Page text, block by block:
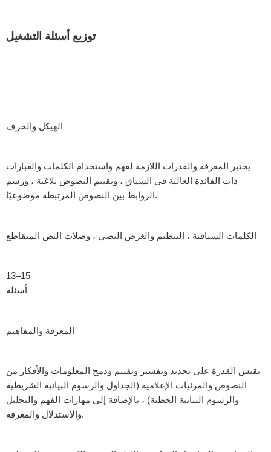
توزيع أسئلة التشغيل
الهيكل والحرف
يختبر المعرفة والقدرات اللازمة لفهم واستخدام الكلمات والعبارات
ذات الفائدة العالية في السياق ، وتقييم النصوص بلاغية ، ورسم
الروابط بين النصوص المرتبطة موضوعيًا.
الكلمات السياقية ، التنظيم والغرض النصي ، وصلات النص المتقاطع
13–15
أسئلة
المعرفة والمفاهيم
يقيس القدرة على تحديد وتفسير وتقييم ودمج المعلومات والأفكار من
النصوص والمرئيات الإعلامية (الجداول والرسوم البيانية الشريطية
والرسوم البيانية الخطية) ، بالإضافة إلى مهارات الفهم والتحليل
والاستدلال والمعرفة.